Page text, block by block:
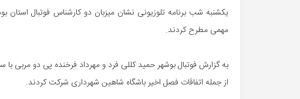
یکشنبه شب برنامه تلوزیونی نشان میزبان دو کارشناس فوتبال
مهمی مطرح کردند.
به گزارش فوتبال بوشهر حمید کللی فرد و مهرداد فرخنده پی دو مربی با
از جمله اتفاقات فصل اخیر باشگاه شاهین شهرداری شرکت کردند.